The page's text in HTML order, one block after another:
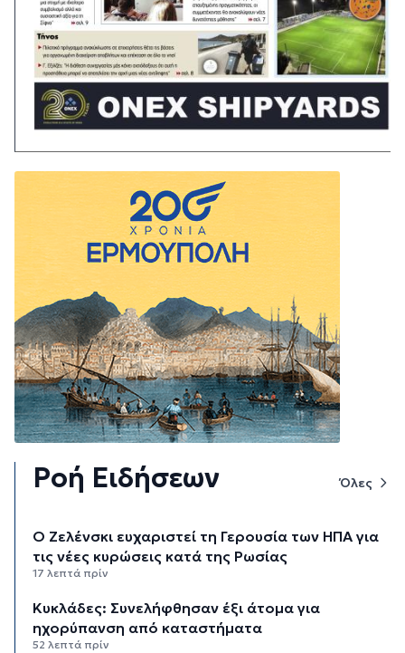
Ροή Ειδήσεων Όλες
Ο Ζελένσκι ευχαριστεί τη Γερουσία των ΗΠΑ για
τις νέες κυρώσεις κατά της Ρωσίας
17 λεπτά πρίν
Κυκλάδες: Συνελήφθησαν έξι άτομα για
ηχορύπανση από καταστήματα
52 λεπτά πρίν